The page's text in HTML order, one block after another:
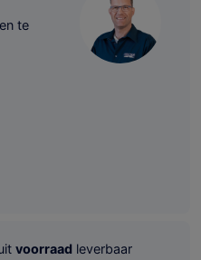
te
voorraad leverbaar